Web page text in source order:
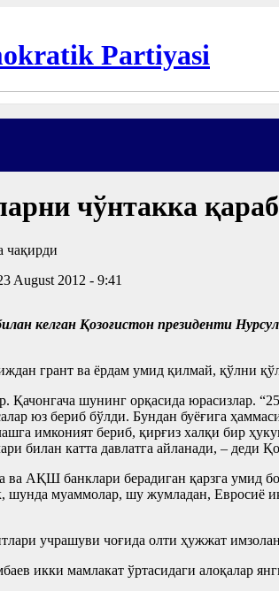
чўнтакка
August 2012 - 9:41
келган Қозоғистон президенти
грант ва ёрдам умид қилмай, қўлни
шунинг орқасида юрасизлар.
юз бериб бўлди. Бундан буёғига
имконият бериб, қирғиз халқи бир
билан катта давлатга айланади, – деди
АҚШ банклари берадиган қарзга умид
муаммолар, шу жумладан, Евросиё
учрашуви чоғида олти ҳужжат
икки мамлакат ўртасидаги алоқалар